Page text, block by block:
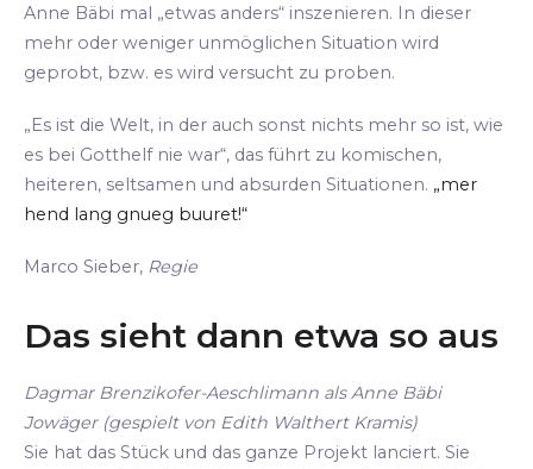
Anne Bäbi mal „etwas anders“ inszenieren. In dieser
mehr oder weniger unmöglichen Situation wird
geprobt, bzw. es wird versucht zu proben.
„Es ist die Welt, in der auch sonst nichts mehr so ist, wie
es bei Gotthelf nie war“, das führt zu komischen,
heiteren, seltsamen und absurden Situationen. „mer
hend lang gnueg buuret!“
Marco Sieber, Regie
Das sieht dann etwa so aus
Dagmar Brenzikofer-Aeschlimann als Anne Bäbi
Jowäger (gespielt von Edith Walthert Kramis)
Sie hat das Stück und das ganze Projekt lanciert. Sie